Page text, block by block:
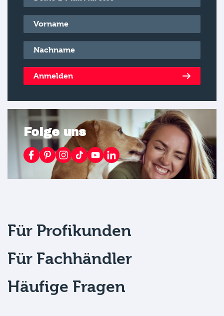
Vorname*
Nachname*
Anmelden
Folge uns
Für Profikunden
Für Fachhändler
Häufige Fragen